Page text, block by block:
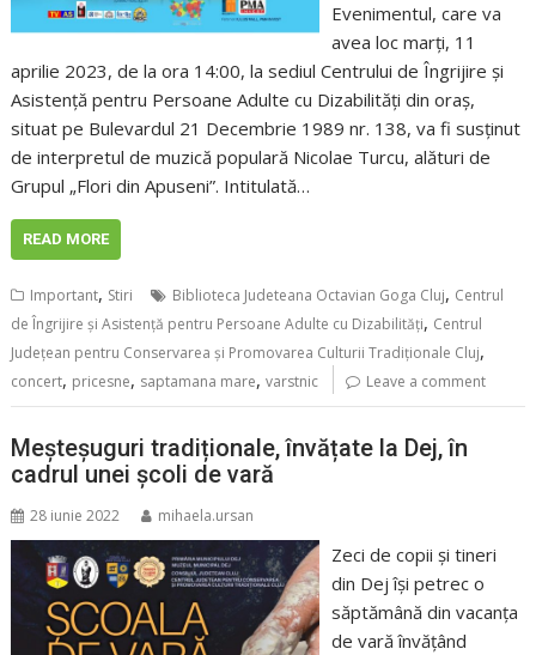
Evenimentul, care va
avea loc marți, 11
aprilie 2023, de la ora 14:00, la sediul Centrului de Îngrijire și
Asistență pentru Persoane Adulte cu Dizabilități din oraș,
situat pe Bulevardul 21 Decembrie 1989 nr. 138, va fi susținut
de interpretul de muzică populară Nicolae Turcu, alături de
Grupul „Flori din Apuseni”. Intitulată…
READ MORE
Important, Stiri Biblioteca Judeteana Octavian Goga Cluj, Centrul
de Îngrijire și Asistență pentru Persoane Adulte cu Dizabilități, Centrul
Județean pentru Conservarea și Promovarea Culturii Tradiționale Cluj,
concert, pricesne, saptamana mare,varstnic Leave a comment
Meșteșuguri tradiționale, învățate la Dej, în
cadrul unei școli de vară
28 iunie 2022 mihaela.ursan
Zeci de copii și tineri
din Dej își petrec o
săptămână din vacanța
de vară învățând